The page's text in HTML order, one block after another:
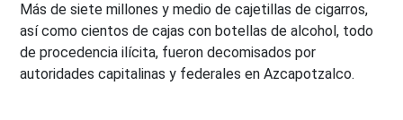
Más de siete millones y medio de cajetillas de cigarros,
así como cientos de cajas con botellas de alcohol, todo
de procedencia ilícita, fueron decomisados por
autoridades capitalinas y federales en Azcapotzalco.